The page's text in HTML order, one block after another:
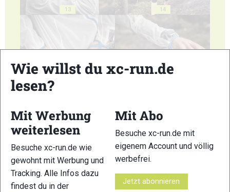
13 14
17
Wie willst du xc-run.de
lesen?
Mit Werbung
weiterlesen
Besuche xc-run.de wie
gewohnt mit Werbung und
Tracking. Alle Infos dazu
findest du in der
Mit Abo
Besuche xc-run.de mit
eigenem Account und völlig
werbefrei.
Jetzt abonnieren